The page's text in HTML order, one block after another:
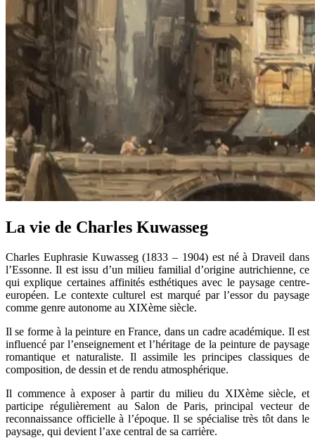
La vie de Charles Kuwasseg
Charles Euphrasie Kuwasseg (1833 – 1904) est né à Draveil dans
l’Essonne. Il est issu d’un milieu familial d’origine autrichienne, ce
qui explique certaines affinités esthétiques avec le paysage centre-
européen. Le contexte culturel est marqué par l’essor du paysage
comme genre autonome au XIXème siècle.
Il se forme à la peinture en France, dans un cadre académique. Il est
influencé par l’enseignement et l’héritage de la peinture de paysage
romantique et naturaliste. Il assimile les principes classiques de
composition, de dessin et de rendu atmosphérique.
Il commence à exposer à partir du milieu du XIXème siècle, et
participe régulièrement au Salon de Paris, principal vecteur de
reconnaissance officielle à l’époque. Il se spécialise très tôt dans le
paysage, qui devient l’axe central de sa carrière.